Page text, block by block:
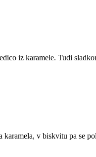
iz karamele. Tudi
karamela, v biskvitu pa